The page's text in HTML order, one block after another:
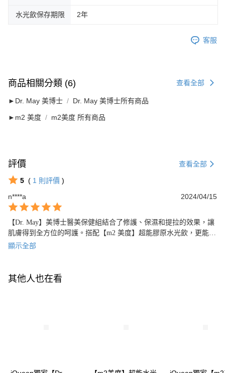
水光飲保存期限 2年
客服
商品相關分類 (6) 查看全部
►Dr. May 美博士 Dr. May 美博士所有商品
►m2 美度 m2美度 所有商品
評價 查看全部
5 ( 1 則評價 )
n****a
2024/04/15
【Dr. May】美博士醫美保健組結合了修護、保濕和提拉的效果，讓
肌膚得到全方位的呵護。搭配【m2 美度】超能膠原水光飲，更能從
內而外延展美麗，值得推薦的美容組合！
顯示全部
其他人也在看